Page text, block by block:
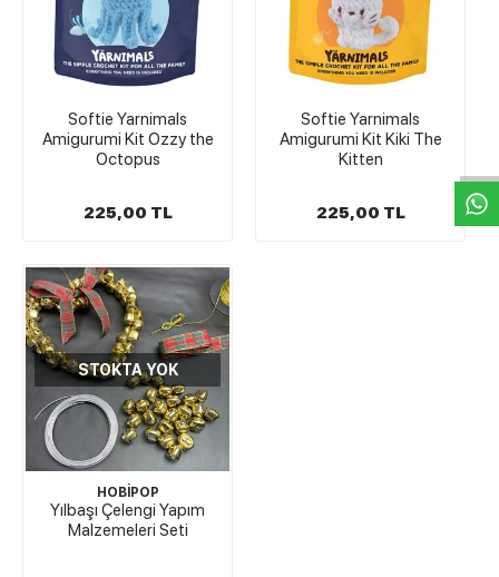
Softie Yarnimals
Amigurumi Kit Ozzy the
Octopus
225,00 TL
Softie Yarnimals
Amigurumi Kit Kiki The
Kitten
225,00 TL
STOKTA YOK
HOBİPOP
Yılbaşı Çelengi Yapım
Malzemeleri Seti